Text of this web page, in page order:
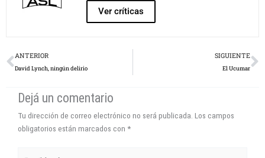
Ver críticas
Prev
ANTERIOR
David Lynch, ningún delirio
SIGUIENTE
El Ucumar
Dejá un comentario
Tu dirección de correo electrónico no será publicada. Los campos
obligatorios están marcados con *